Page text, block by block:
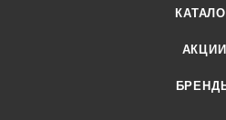
АКЦИИ